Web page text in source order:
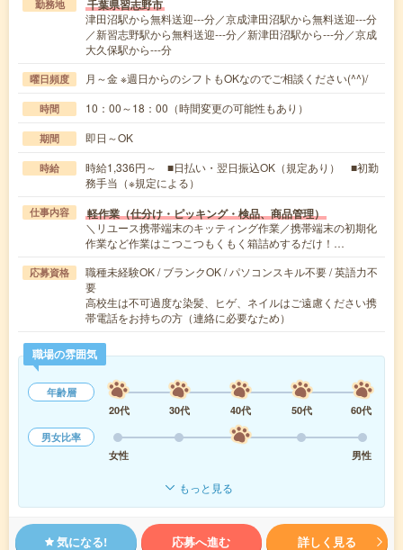
勤務地 千葉県習志野市
津田沼駅から無料送迎---分／京成津田沼駅から無料送迎---分
／新習志野駅から無料送迎---分／新津田沼駅から---分／京成
大久保駅から---分
曜日頻度 月～金 ※週日からのシフトもOKなのでご相談ください(^^)/
時間 10：00～18：00（時間変更の可能性もあり）
期間 即日～OK
時給
時給1,336円～ ■日払い・翌日振込OK（規定あり） ■初勤
務手当（※規定による）
仕事内容 軽作業（仕分け・ピッキング・検品、商品管理）
＼リユース携帯端末のキッティング作業／携帯端末の初期化
作業など作業はこつこつもくもく箱詰めするだけ！…
応募資格
職種未経験OK / ブランクOK / パソコンスキル不要 / 英語力不
要
高校生は不可過度な染髪、ヒゲ、ネイルはご遠慮ください携
帯電話をお持ちの方（連絡に必要なため）
職場の雰囲気
年齢層
20代
30代 40代 50代
60代
男女比率
女性
男性
もっと見る
気になる! 応募へ進む 詳しく見る